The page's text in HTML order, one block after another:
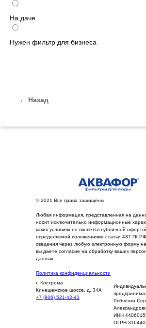
На даче
Нужен фильтр для бизнеса
← Назад
© 2021 Все права защищены
Любая информация, представленная на
носит исключительно информационные
каких условиях не является публичной
определяемой положениями статьи 437 ГК
сведения через любую электронную форму
вы даете согласие на обработку ваших
данных.
Политика конфиденциальности
г. Кострома
Кинешемское шоссе, д. 34А
+7 (906) 521-42-43
Рябченко
ИНН
OГРН